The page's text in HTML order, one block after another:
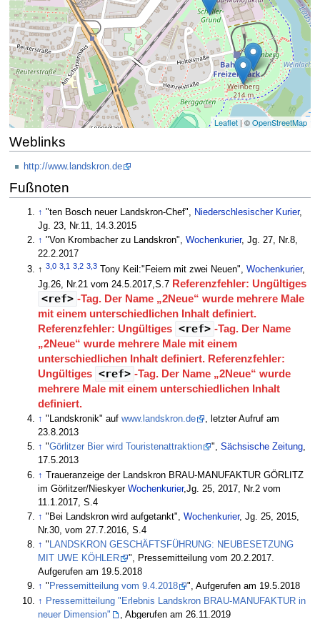
Leaflet | ©OpenStreetMap
Weblinks
http://www.landskron.de
Fußnoten
↑ "ten Bosch neuer Landskron-Chef", Niederschlesischer Kurier,
Jg. 23, Nr.11, 14.3.2015
↑ "Von Krombacher zu Landskron",Wochenkurier, Jg. 27, Nr.8,
22.2.2017
↑3,0 3,1 3,2 3,3 Tony Keil:"Feiern mit zwei Neuen",Wochenkurier,
Jg.26, Nr.21 vom 24.5.2017,S.7 Referenzfehler: Ungültiges
<ref> -Tag. Der Name „2Neue“ wurde mehrere Male
mit einem unterschiedlichen Inhalt definiert.
Referenzfehler: Ungültiges <ref> -Tag. Der Name
„2Neue“ wurde mehrere Male mit einem
unterschiedlichen Inhalt definiert. Referenzfehler:
Ungültiges <ref> -Tag. Der Name „2Neue“ wurde
mehrere Male mit einem unterschiedlichen Inhalt
definiert.
↑ "Landskronik" aufwww.landskron.de
, letzter Aufruf am
23.8.2013
↑ "Görlitzer Bier wird Touristenattraktion ",Sächsische Zeitung,
17.5.2013
↑ Traueranzeige der Landskron BRAU-MANUFAKTUR GÖRLITZ
im Görlitzer/NieskyerWochenkurier,Jg. 25, 2017, Nr.2 vom
11.1.2017, S.4
↑ "Bei Landskron wird aufgetankt",Wochenkurier, Jg. 25, 2015,
Nr.30, vom 27.7.2016, S.4
↑ " LANDSKRON GESCHÄFTSFÜHRUNG: NEUBESETZUNG
MIT UWE KÖHLER
", Pressemitteilung vom 20.2.2017.
Aufgerufen am 19.5.2018
↑ " Pressemitteilung vom 9.4.2018
", Aufgerufen am 19.5.2018
↑ Pressemitteilung "Erlebnis Landskron BRAU-MANUFAKTUR in
neuer Dimension"
, Abgerufen am 26.11.2019